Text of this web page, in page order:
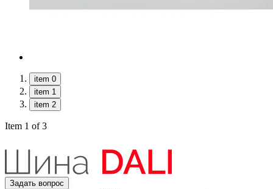
item 0
item 1
item 2
Item 1 of 3
Задать вопрос